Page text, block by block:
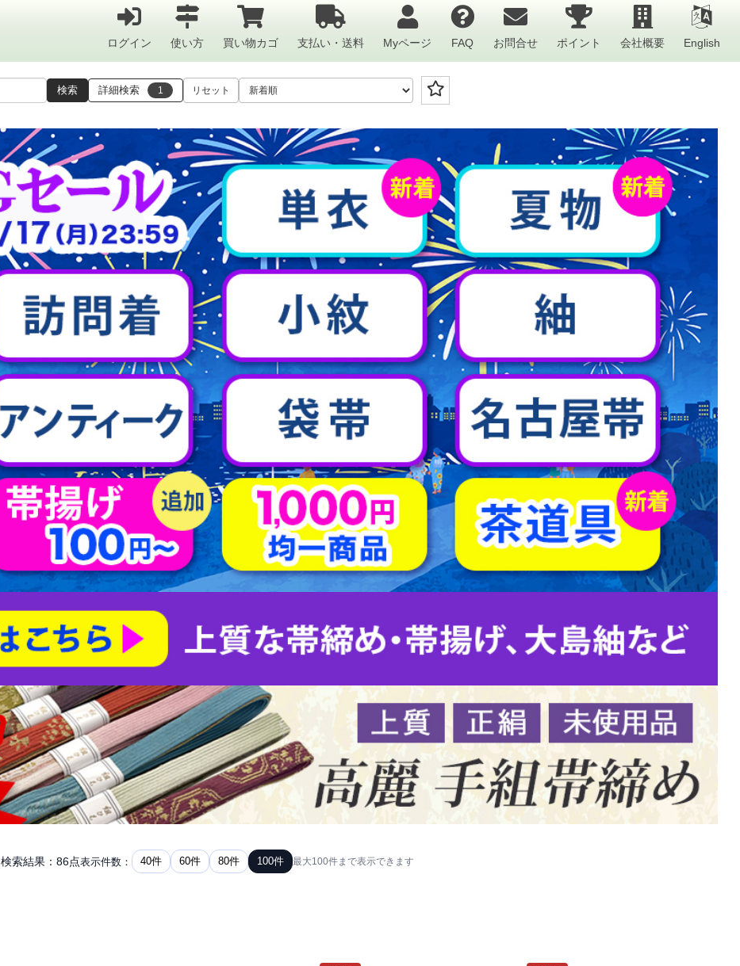
ログイン 使い方 買い物カゴ 支払い・送料 Myページ FAQ お問合せ ポイント 会社概要 English
検索 詳細検索 1 リセット
検索結果：86点表示件数： 40件 60件 80件 100件 最大100件まで表示できます